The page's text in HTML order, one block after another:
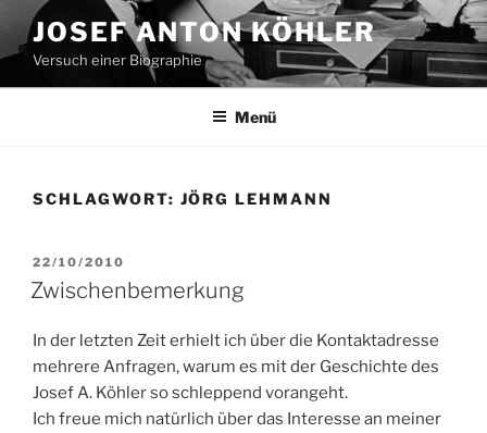
Inhalt
springen
JOSEF ANTON KÖHLER
Versuch einer Biographie
Menü
SCHLAGWORT: JÖRG LEHMANN
VERÖFFENTLICHT
AM
22/10/2010
Zwischenbemerkung
In der letzten Zeit erhielt ich über die Kontaktadresse
mehrere Anfragen, warum es mit der Geschichte des
Josef A. Köhler so schleppend vorangeht.
Ich freue mich natürlich über das Interesse an meiner